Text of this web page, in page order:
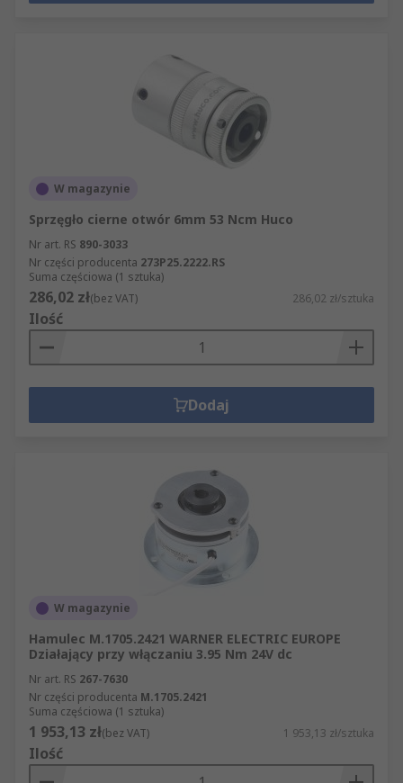
W magazynie
Sprzęgło cierne otwór 6mm 53 Ncm Huco
Nr art. RS 890-3033
Nr części producenta 273P25.2222.RS
Suma częściowa (1 sztuka)
286,02 zł(bez VAT) 286,02 zł/sztuka
Ilość
Dodaj
W magazynie
Hamulec M.1705.2421 WARNER ELECTRIC EUROPE
Działający przy włączaniu 3.95 Nm 24V dc
Nr art. RS 267-7630
Nr części producenta M.1705.2421
Suma częściowa (1 sztuka)
1 953,13 zł(bez VAT) 1 953,13 zł/sztuka
Ilość